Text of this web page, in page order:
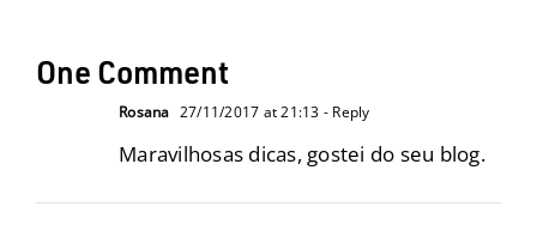
One Comment
Rosana 27/11/2017 at 21:13 - Reply
Maravilhosas dicas, gostei do seu blog.